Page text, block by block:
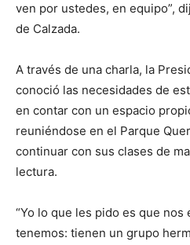
ven por ustedes, en equipo”,
de Calzada.
A través de una charla, la
conoció las necesidades de
en contar con un espacio
reuniéndose en el Parque
continuar con sus clases de
lectura.
“Yo lo que les pido es que
tenemos: tienen un grupo